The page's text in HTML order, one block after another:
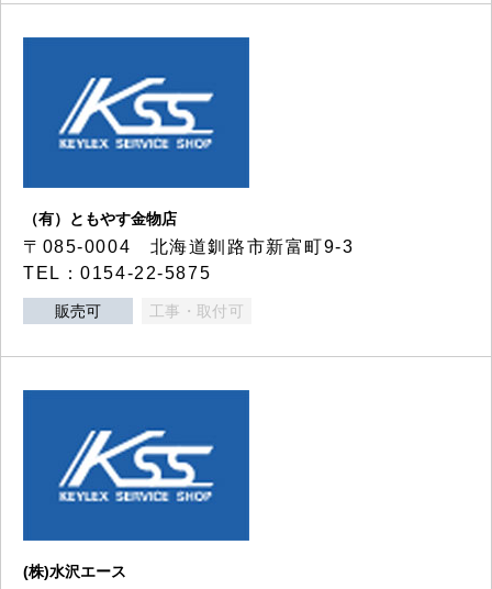
（有）ともやす金物店
〒085-0004 北海道釧路市新富町9-3
TEL：0154-22-5875
販売可 工事・取付可
(株)水沢エース